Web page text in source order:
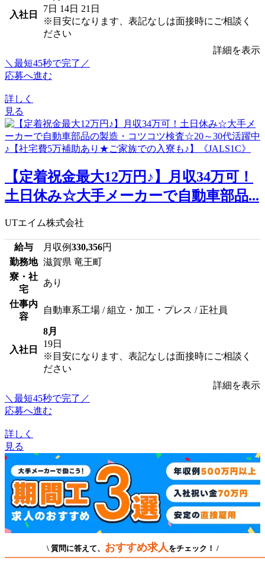
入社日
7日 14日 21日
※目安になります、表記なしは面接時にご相談く
ださい
詳細を表示
＼最短45秒で完了／
応募へ進む
詳しく
見る
【定着祝金最大12万円♪】月収34万可！
土日休み☆大手メーカーで自動車部品...
UTエイム株式会社
給与 月収例330,356円
勤務地 滋賀県 竜王町
寮・社
宅
あり
仕事内
容
自動車系工場 / 組立・加工・プレス / 正社員
入社日
8月
19日
※目安になります、表記なしは面接時にご相談く
ださい
詳細を表示
＼最短45秒で完了／
応募へ進む
詳しく
見る
\ 質問に答えて、 おすすめ求人 をチェック！ /